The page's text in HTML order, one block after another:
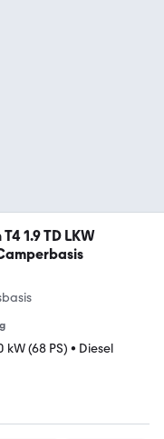
1.9 TD LKW
kW (68 PS) • Diesel